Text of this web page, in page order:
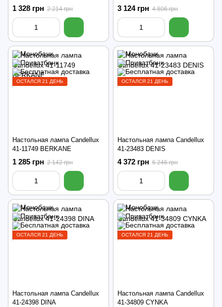
1 328 грн 2 214 грн 3 124 грн 4 806 грн
ОСТАЛСЯ 21 ДЕНЬ
Настольная лампа Candellux
41-11749 BERKANE
1 285 грн 2 142 грн
ОСТАЛСЯ 21 ДЕНЬ
Настольная лампа Candellux
41-23483 DENIS
4 372 грн 6 246 грн
ОСТАЛСЯ 21 ДЕНЬ
Настольная лампа Candellux
41-24398 DINA
ОСТАЛСЯ 21 ДЕНЬ
Настольная лампа Candellux
41-34809 CYNKA